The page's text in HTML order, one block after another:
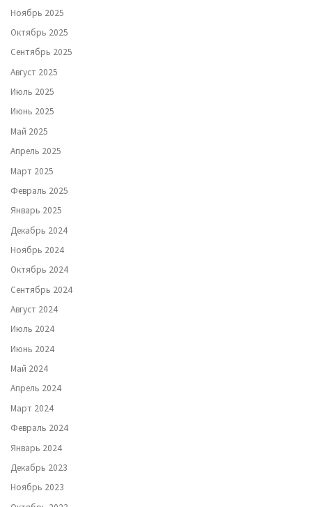
Ноябрь 2025
Октябрь 2025
Сентябрь 2025
Август 2025
Июль 2025
Июнь 2025
Май 2025
Апрель 2025
Март 2025
Февраль 2025
Январь 2025
Декабрь 2024
Ноябрь 2024
Октябрь 2024
Сентябрь 2024
Август 2024
Июль 2024
Июнь 2024
Май 2024
Апрель 2024
Март 2024
Февраль 2024
Январь 2024
Декабрь 2023
Ноябрь 2023